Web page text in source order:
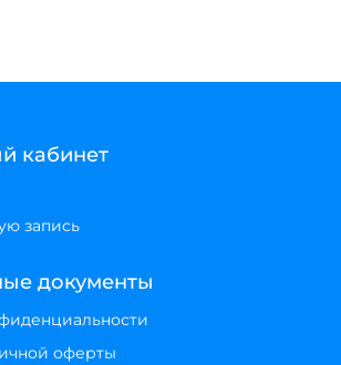
кабинет
запись
документы
оферты